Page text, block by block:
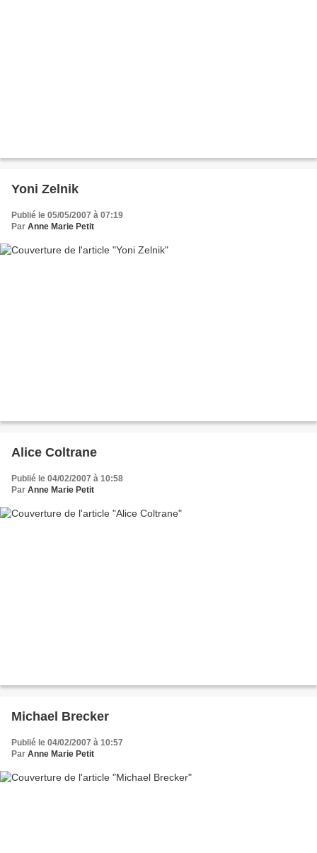
Yoni Zelnik
Publié le 05/05/2007 à 07:19
Par Anne Marie Petit
Alice Coltrane
Publié le 04/02/2007 à 10:58
Par Anne Marie Petit
Michael Brecker
Publié le 04/02/2007 à 10:57
Par Anne Marie Petit